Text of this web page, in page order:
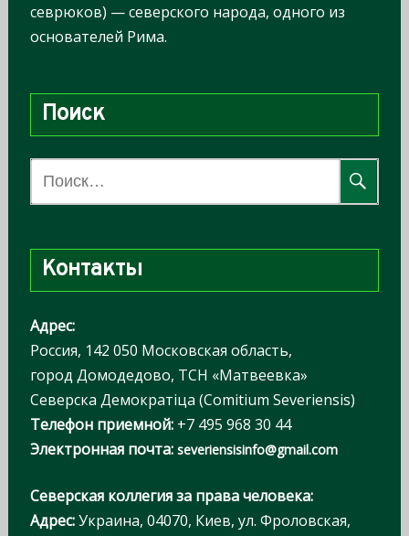
севрюков) — северского народа, одного из
основателей Рима.
Поиск
т
:
Контакты
Адрес:
Россия, 142 050 Московская область,
город Домодедово, ТСН «Матвеевка»
Северска Демократiца (Comitium Severiensis)
Телефон приемной:+7 495 968 30 44
Электронная почта: severiensisinfo@gmail.com
Северская коллегия за права человека:
Адрес:Украина, 04070, Киев, ул. Фроловская,